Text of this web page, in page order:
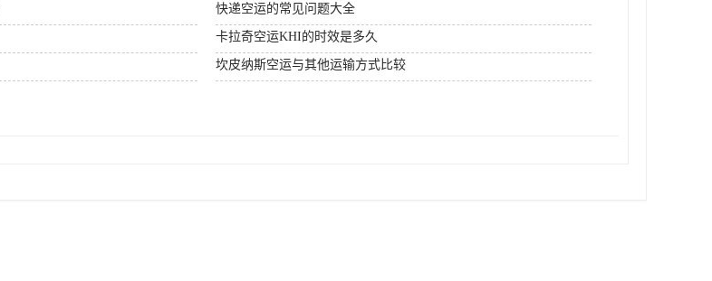
快递空运的常见问题大全
卡拉奇空运KHI的时效是多久
坎皮纳斯空运与其他运输方式比较